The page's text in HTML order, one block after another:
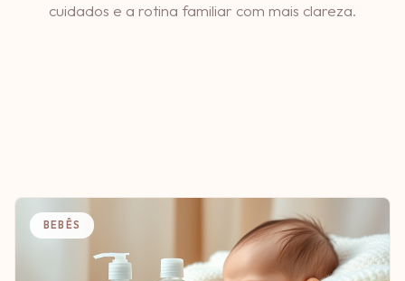
cuidados e a rotina familiar com mais clareza.
BEBÊS